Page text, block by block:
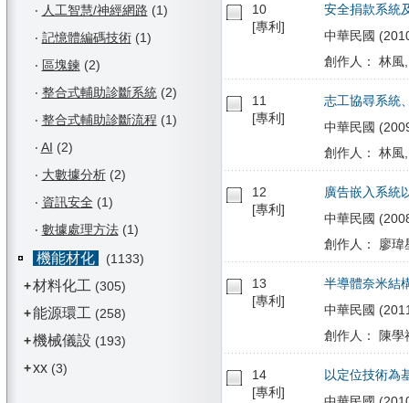
‧ 人工智慧/神經網路 (1)
‧ 記憶體編碼技術(1)
‧ 區塊鍊 (2)
‧ 整合式輔助診斷系統(2)
‧ 整合式輔助診斷流程 (1)
‧ AI (2)
‧ 大數據分析(2)
‧ 資訊安全 (1)
‧ 數據處理方法(1)
機能材化
(1133)
+材料化工 (305)
+能源環工 (258)
+機械儀設 (193)
+xx(3)
10
[專利]
安全捐款系統
中華民國
創作人： 林風
11
[專利]
志工協尋系統
中華民國
創作人： 林風
12
[專利]
廣告嵌入系統
中華民國
創作人： 廖瑋
13
[專利]
半導體奈米結
中華民國
創作人： 陳學
14
[專利]
以定位技術為